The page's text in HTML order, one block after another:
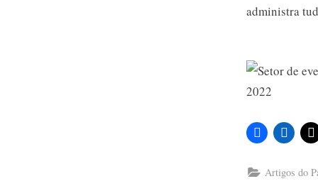
administra
Artigos do